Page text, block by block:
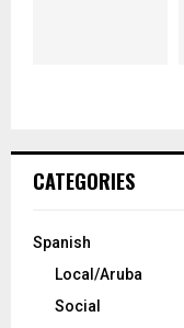
CATEGORIES
Spanish
Local/Aruba
Social